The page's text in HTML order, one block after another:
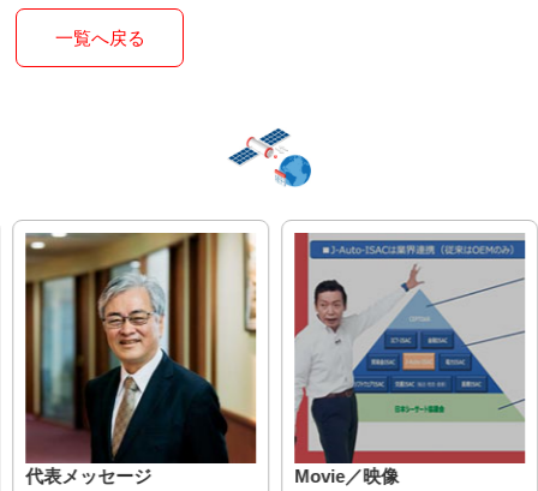
一覧へ戻る
代表メッセージ Movie／映像